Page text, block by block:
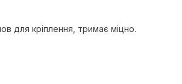
для кріплення, тримає міцно.